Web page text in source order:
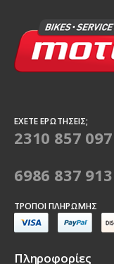
ΈΧΕΤΕ ΕΡΩΤΉΣΕΙΣ;
2310 857 097
6986 837 913
ΤΡΌΠΟΙ ΠΛΗΡΩΜΉΣ
Πληροφορίες